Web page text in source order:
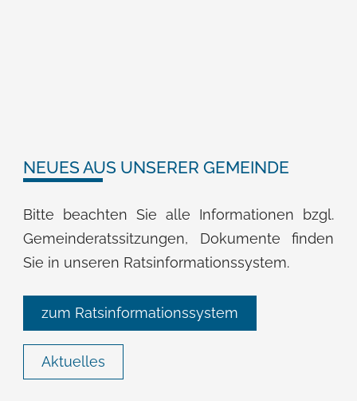
NEUES AUS UNSERER GEMEINDE
Bitte beachten Sie alle Informationen bzgl.
Gemeinderatssitzungen, Dokumente finden
Sie in unseren Ratsinformationssystem.
zum Ratsinformationssystem
Aktuelles